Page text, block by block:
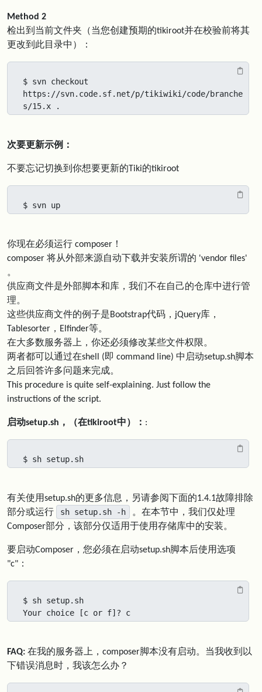
Method 2
检出到当前文件夹（当您创建预期的tikiroot并在校验前将其
更改到此目录中）：
$ svn checkout
https://svn.code.sf.net/p/tikiwiki/code/branche
s/15.x .
次要更新示例：
不要忘记切换到你想要更新的Tiki的tikiroot
$ svn up
你现在必须运行 composer！
composer 将从外部来源自动下载并安装所谓的 'vendor files'
。
供应商文件是外部脚本和库，我们不在自己的仓库中进行管
理。
这些供应商文件的例子是Bootstrap代码，jQuery库，
Tablesorter，Elfinder等。
在大多数服务器上，你还必须修改某些文件权限。
两者都可以通过在shell (即 command line) 中启动setup.sh脚本
之后回答许多问题来完成。
This procedure is quite self-explaining. Just follow the
instructions of the script.
启动setup.sh，（在tikiroot中）： :
$ sh setup.sh
有关使用setup.sh的更多信息，另请参阅下面的1.4.1故障排除
部分或运行
sh setup.sh -h
。在本节中，我们仅处理
Composer部分，该部分仅适用于使用存储库中的安装。
要启动Composer，您必须在启动setup.sh脚本后使用选项
"c"：
$ sh setup.sh
Your choice [c or f]? c
FAQ: 在我的服务器上，composer脚本没有启动。当我收到以
下错误消息时，我该怎么办？